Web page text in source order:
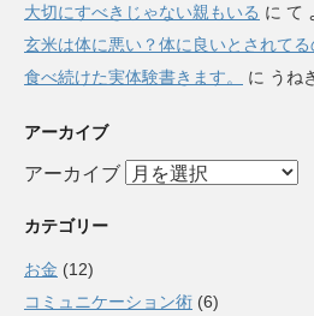
大切にすべきじゃない親もいる に て
玄米は体に悪い？体に良いとされて
食べ続けた実体験書きます。
に うね
アーカイブ
アーカイブ
カテゴリー
お金 (12)
コミュニケーション術 (6)